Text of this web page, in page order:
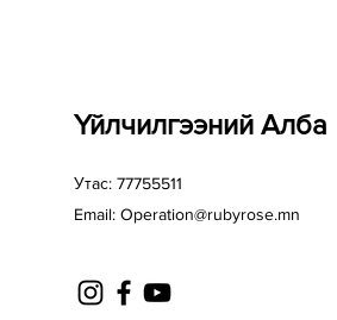
Үйлчилгээний Алба
Утас: 77755511
Email: Operation@rubyrose.mn